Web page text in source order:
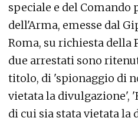
speciale e del Comando
dell'Arma, emesse dal
Roma, su richiesta della
due arrestati sono
titolo, di 'spionaggio di
vietata la divulgazione',
di cui sia stata vietata la